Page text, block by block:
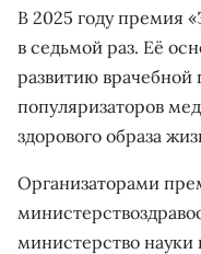
В 2025 году премия
в седьмой раз. Её
развитию врачебной
популяризаторов
здорового образа
Организаторами
министерство